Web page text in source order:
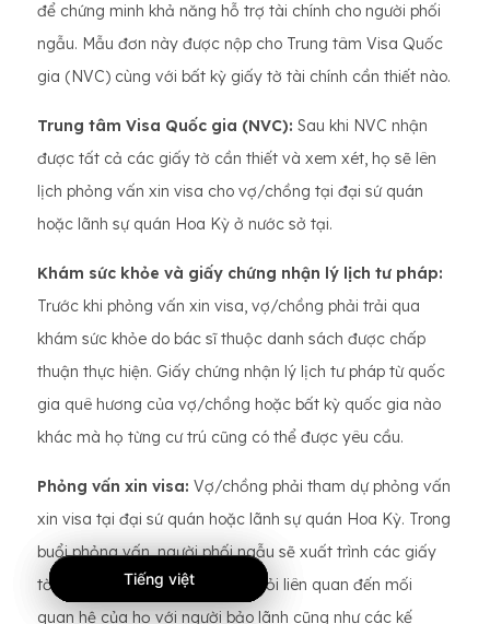
để chứng minh khả năng hỗ trợ tài chính cho người phối
ngẫu. Mẫu đơn này được nộp cho Trung tâm Visa Quốc
gia (NVC) cùng với bất kỳ giấy tờ tài chính cần thiết nào.
Trung tâm Visa Quốc gia (NVC): Sau khi NVC nhận
được tất cả các giấy tờ cần thiết và xem xét, họ sẽ lên
lịch phỏng vấn xin visa cho vợ/chồng tại đại sứ quán
hoặc lãnh sự quán Hoa Kỳ ở nước sở tại.
Khám sức khỏe và giấy chứng nhận lý lịch tư pháp:
Trước khi phỏng vấn xin visa, vợ/chồng phải trải qua
khám sức khỏe do bác sĩ thuộc danh sách được chấp
thuận thực hiện. Giấy chứng nhận lý lịch tư pháp từ quốc
gia quê hương của vợ/chồng hoặc bất kỳ quốc gia nào
khác mà họ từng cư trú cũng có thể được yêu cầu.
Phỏng vấn xin visa: Vợ/chồng phải tham dự phỏng vấn
xin visa tại đại sứ quán hoặc lãnh sự quán Hoa Kỳ. Trong
buổi phỏng vấn, người phối ngẫu sẽ xuất trình các giấy
tờ cần thiết và trả lời các câu hỏi liên quan đến mối
quan hệ của họ với người bảo lãnh cũng như các kế
Tiếng việt
Tiếng việt
Tiếng việt